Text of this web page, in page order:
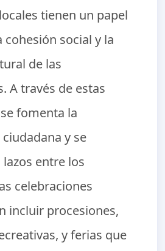
tienen un papel
cohesión social y la
de las
A través de estas
fomenta la
y se
entre los
celebraciones
incluir procesiones,
y ferias que